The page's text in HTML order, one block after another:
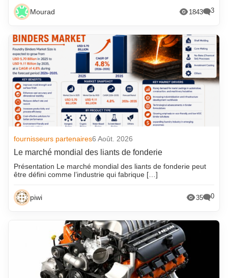
Mourad 1843 3
fournisseurs partenaires6 Août. 2026
Le marché mondial des liants de fonderie
Présentation Le marché mondial des liants de fonderie peut
être défini comme l’industrie qui fabrique […]
piwi 35 0